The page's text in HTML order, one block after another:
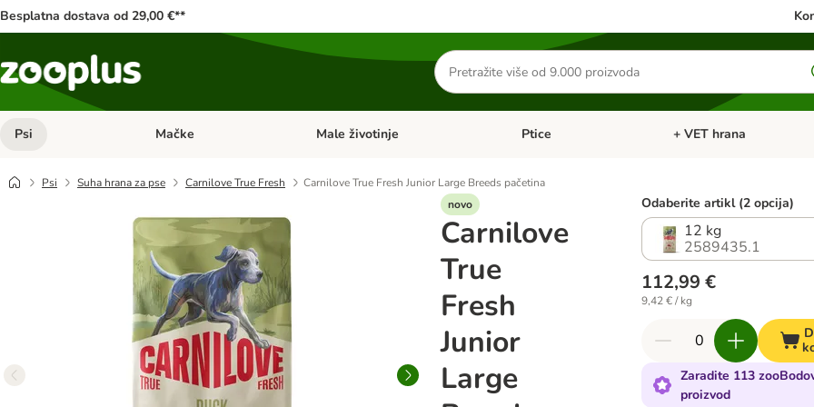
Besplatna dostava od 29,00 €**
Traži
proizvode
Psi Pregled kategorija: Psi
Mačke Pregled kategorija: Mačke
Male životinje Pregled kategorija: Male životinje
Ptice Pregled kategorija: Ptice
+ VET hrana
Psi Suha hrana za pse Carnilove True Fresh
Carnilove True Fresh Junior Large Breeds pačetina
novo
Carnilove
True
Fresh
Junior
Large
Odaberite artikl (2 opcija)
12 kg
2589435.1
112,99 €
9,42 € / kg
Zaradite 113
proizvod